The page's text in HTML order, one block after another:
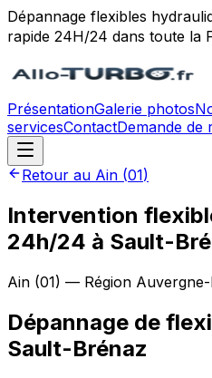
Dépannage flexibles
rapide 24H/24 dans toute la
PrésentationGalerie photos
servicesContactDemande de
Retour au Ain (01)
Intervention
24h/24 à Sault-
Ain (01) — Région
Dépannage de
Sault-Brénaz